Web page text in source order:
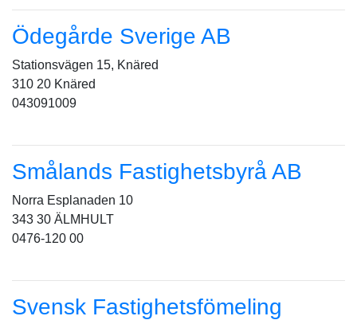
Ödegårde Sverige AB
Stationsvägen 15, Knäred
310 20 Knäred
043091009
Smålands Fastighetsbyrå AB
Norra Esplanaden 10
343 30 ÄLMHULT
0476-120 00
Svensk Fastighetsfömeling